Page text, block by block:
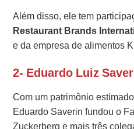
Além disso, ele tem
Restaurant Brands
e da empresa de alimentos
2- Eduardo Luiz
Com um patrimônio
Eduardo Saverin fundou o
Zuckerberg e mais três